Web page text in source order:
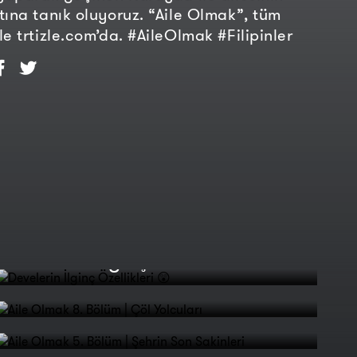
tanık oluyoruz. “Aile Olmak”, tüm
trtizle.com’da. #AileOlmak #Filipinler
Aile Olmak 8. Bölüm | Çöl
Yolcuları
Aile Olmak 5. Bölüm | Şehrin
Son Sakinleri
Aile Olmak 2. Bölüm | Zeytin